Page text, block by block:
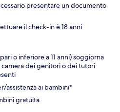
presentare un documento
il check-in è 18 anni
o inferiore a 11 anni) soggiorna
dei genitori o dei tutori
assistenza ai bambini*
gratuita